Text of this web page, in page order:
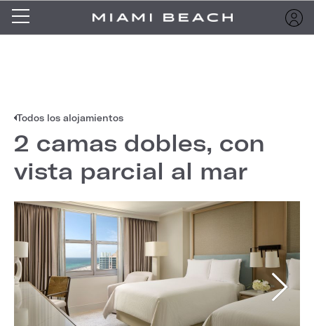
Todos los alojamientos
2 camas dobles, con
vista parcial al mar